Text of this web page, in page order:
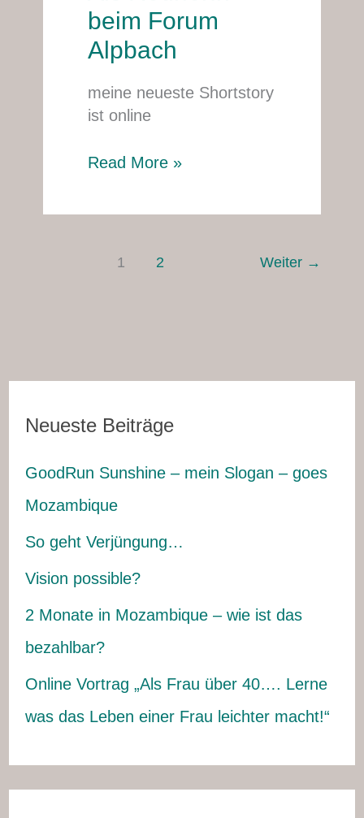
beim Forum
Alpbach
meine neueste Shortstory
ist online
RednerIn
beim
Forum
Read More »
1 2 Weiter →
Neueste Beiträge
GoodRun Sunshine – mein Slogan – goes
Mozambique
So geht Verjüngung…
Vision possible?
2 Monate in Mozambique – wie ist das
bezahlbar?
Online Vortrag „Als Frau über 40…. Lerne
was das Leben einer Frau leichter macht!“